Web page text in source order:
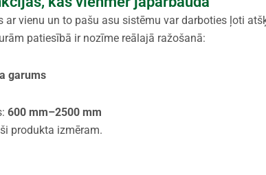
ar vienu un to pašu asu sistēmu var darboties ļoti
patiesībā ir nozīme reālajā ražošanā:
garums
600 mm–2500 mm
produkta izmēram.